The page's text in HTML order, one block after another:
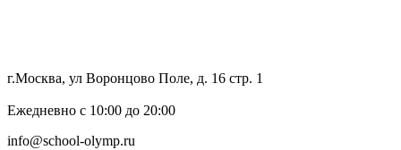
г.Москва, ул Воронцово Поле, д. 16 стр. 1
Ежедневно с 10:00 до 20:00
info@school-olymp.ru